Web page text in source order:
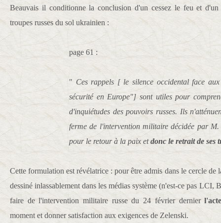
Beauvais il conditionne la conclusion d'un cessez le feu et
troupes russes du sol ukrainien :
page 61 :
" Ces rappels [ le silence occidental face
sécurité en Europe"] sont utiles pour
d'inquiétudes des pouvoirs russes. Ils
ferme de l'intervention militaire décidée par
pour le retour à la paix etdonc le retrait de ses
Cette formulation est révélatrice : pour être admis dans le cercle de
dessiné inlassablement dans les médias système (n'est-ce pas
faire de l'intervention militaire russe du 24 février dernier
moment et donner satisfaction aux exigences de Zelenski.